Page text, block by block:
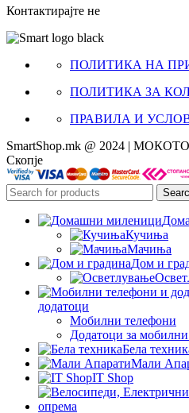
Контактирајте не
ПОЛИТИКА НА
ПОЛИТИКА ЗА
ПРАВИЛА И
SmartShop.mk @ 2024 |
Скопје
Кучиња
Мачиња
Дом и
додатоци
Мобилни телефони
Додатоци за
Бела
Мали
IT Shop